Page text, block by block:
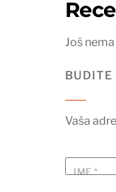
Još
BUDITE
Vaša
IME*